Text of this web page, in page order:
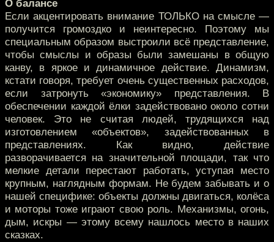
О балансе
Если акцентировать внимание ТОЛЬКО на смысле —
получится громоздко и неинтересно. Поэтому мы
специальным образом выстроили всё представление,
чтобы смыслы и образы были замешаны в общую
канву, в яркое и динамичное действие. Динамизм,
кстати говоря, требует очень существенных расходов,
если затронуть «экономику» представления. В
обеспечении каждой ёлки задействовано около сотни
человек. Это не считая людей, трудящихся над
изготовлением «объектов», задействованных в
представлениях. Как видно, действие
разворачивается на значительной площади, так что
мелкие детали перестают работать, уступая место
крупным, наглядным формам. Не будем забывать и о
нашей специфике: объекты должны двигаться, колёса
и моторы тоже играют свою роль. Механизмы, огонь,
дым, искры — этому всему нашлось место в наших
сказках.